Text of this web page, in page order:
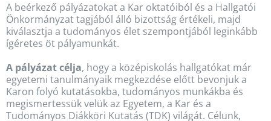
A beérkező pályázatokat a Kar oktatóiból és a Hallgatói
Önkormányzat tagjából álló bizottság értékeli, majd
kiválasztja a tudományos élet szempontjából leginkább
ígéretes öt pályamunkát.
A pályázat célja, hogy a középiskolás hallgatókat már
egyetemi tanulmányaik megkezdése előtt bevonjuk a
Karon folyó kutatásokba, tudományos munkákba és
megismertessük velük az Egyetem, a Kar és a
Tudományos Diákköri Kutatás (TDK) világát. Célunk,